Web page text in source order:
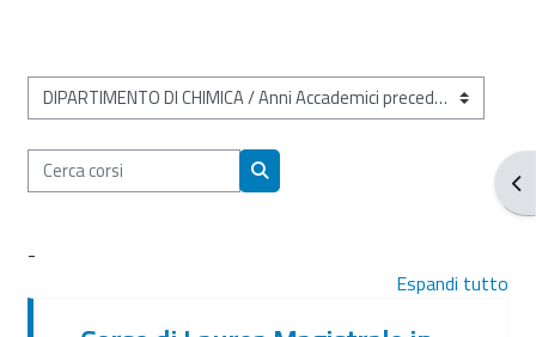
Categorie di corso
Cerca corsi
Cerca corsi
-
Espandi tutto